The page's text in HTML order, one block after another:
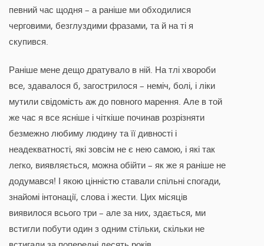
певний час щодня – а раніше ми обходилися
черговими, безглуздими фразами, та й на ті я
скупився.
Раніше мене дещо дратувало в ній. На тлі хвороби
все, здавалося б, загострилося – неміч, болі, і ліки
мутили свідомість аж до повного марення. Але в той
же час я все ясніше і чіткіше починав розрізняти
безмежно любиму людину та її дивності і
неадекватності, які зовсім не є нею самою, і які так
легко, виявляється, можна обійти – як же я раніше не
додумався! І якою цінністю ставали спільні спогади,
знайомі інтонації, слова і жести. Цих місяців
виявилося всього три – але за них, здається, ми
встигли побути один з одним стільки, скільки не